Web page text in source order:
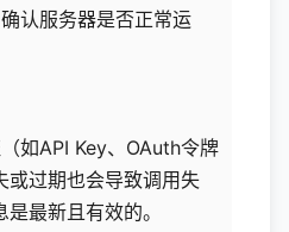
认服务器是否正常运
如API Key、OAuth令牌
或过期也会导致调用失
最新且有效的。